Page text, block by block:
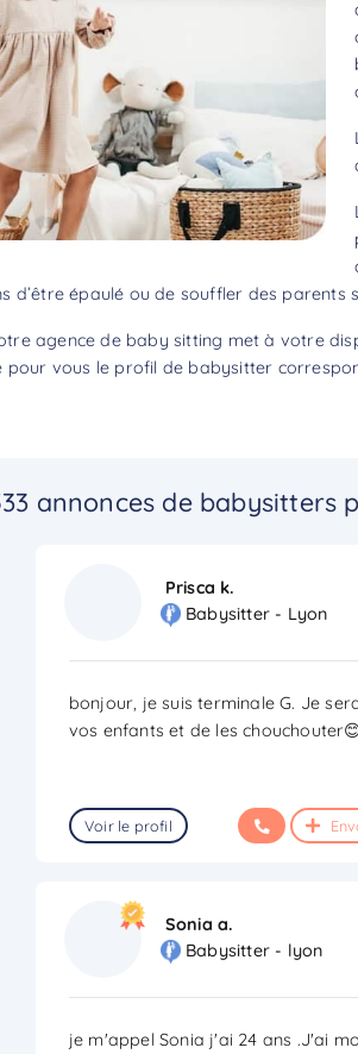
d’être épaulé ou de souffler des parents
agence de baby sitting met à votre
vous le profil de babysitter
annonces de babysitters
Prisca k.
Babysitter - Lyon
bonjour, je suis terminale G. Je
vos enfants et de les
Voir le profil
Sonia a.
Babysitter - lyon
je m'appel Sonia j'ai 24 ans .J'ai